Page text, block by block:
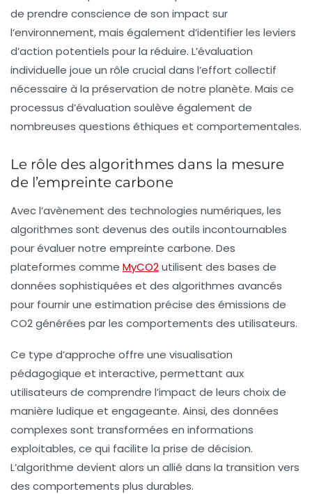
de prendre conscience de son impact sur
l’environnement, mais également d’identifier les leviers
d’action potentiels pour la réduire. L’évaluation
individuelle joue un rôle crucial dans l’effort collectif
nécessaire à la préservation de notre planète. Mais ce
processus d’évaluation soulève également de
nombreuses questions éthiques et comportementales.
Le rôle des algorithmes dans la mesure
de l’empreinte carbone
Avec l’avènement des technologies numériques, les
algorithmes sont devenus des outils incontournables
pour évaluer notre empreinte carbone. Des
plateformes comme MyCO2utilisent des bases de
données sophistiquées et des algorithmes avancés
pour fournir une estimation précise des émissions de
CO2 générées par les comportements des utilisateurs.
Ce type d’approche offre une visualisation
pédagogique et interactive, permettant aux
utilisateurs de comprendre l’impact de leurs choix de
manière ludique et engageante. Ainsi, des données
complexes sont transformées en informations
exploitables, ce qui facilite la prise de décision.
L’algorithme devient alors un allié dans la transition vers
des comportements plus durables.